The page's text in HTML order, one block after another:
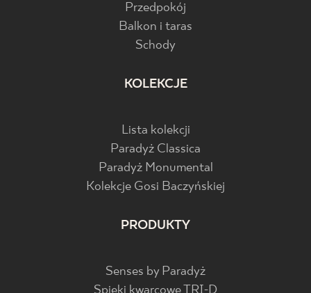
Przedpokój
Balkon i taras
Schody
KOLEKCJE
Lista kolekcji
Paradyż Classica
Paradyż Monumental
Kolekcje Gosi Baczyńskiej
PRODUKTY
Senses by Paradyż